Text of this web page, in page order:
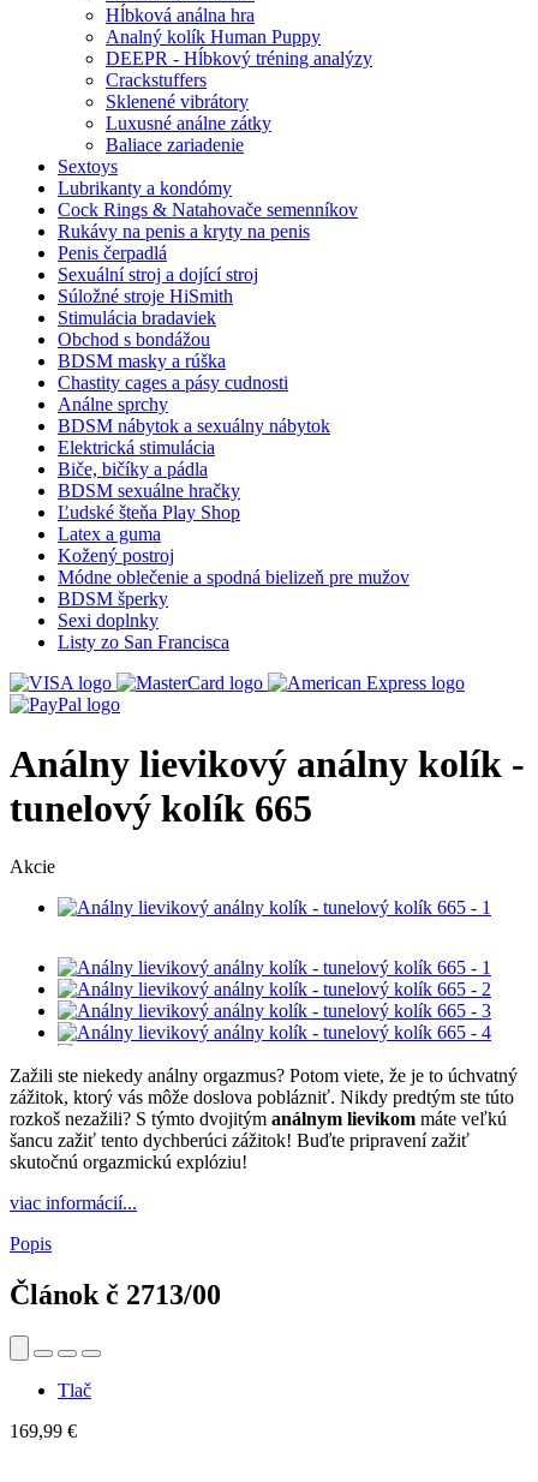
Hĺbková análna hra
Analný kolík Human Puppy
DEEPR - Hĺbkový tréning analýzy
Crackstuffers
Sklenené vibrátory
Luxusné análne zátky
Baliace zariadenie
Sextoys
Lubrikanty a kondómy
Cock Rings & Natahovače semenníkov
Rukávy na penis a kryty na penis
Penis čerpadlá
Sexuální stroj a dojící stroj
Súložné stroje HiSmith
Stimulácia bradaviek
Obchod s bondážou
BDSM masky a rúška
Chastity cages a pásy cudnosti
Análne sprchy
BDSM nábytok a sexuálny nábytok
Elektrická stimulácia
Biče, bičíky a pádla
BDSM sexuálne hračky
Ľudské šteňa Play Shop
Latex a guma
Kožený postroj
Módne oblečenie a spodná bielizeň pre mužov
BDSM šperky
Sexi doplnky
Listy zo San Francisca
Análny lievikový análny kolík -
tunelový kolík 665
Akcie
Zažili ste niekedy análny orgazmus? Potom viete, že je to úchvatný
zážitok, ktorý vás môže doslova poblázniť. Nikdy predtým ste túto
rozkoš nezažili? S týmto dvojitým análnym lievikom máte veľkú
šancu zažiť tento dychberúci zážitok! Buďte pripravení zažiť
skutočnú orgazmickú explóziu!
viac informácií...
Popis
Článok č 2713/00
Tlač
169,99 €